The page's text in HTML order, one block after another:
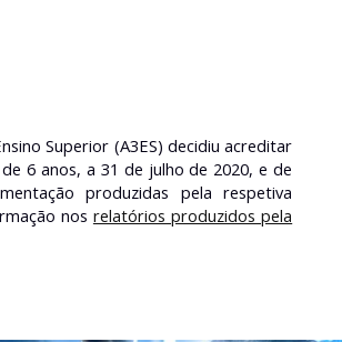
Superior (A3ES) decidiu acreditar
6 anos, a 31 de julho de 2020, e de
produzidas pela respetiva
nos relatórios produzidos pela